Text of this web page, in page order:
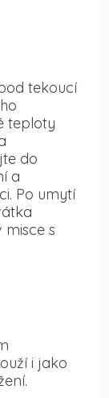
tekoucí
teploty
do
a
Po umytí
s
i jako